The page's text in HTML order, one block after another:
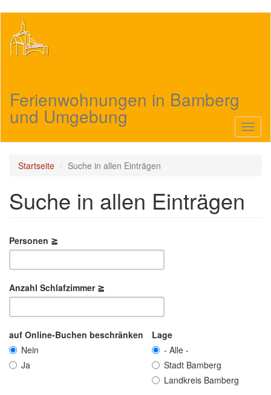
Inhalt
Ferienwohnungen in Bamberg
und Umgebung
Startseite Suche in allen Einträgen
Suche in allen Einträgen
Personen ≧
Anzahl Schlafzimmer ≧
auf Online-Buchen beschränken
Nein
Ja
Lage
- Alle -
Stadt Bamberg
Landkreis Bamberg